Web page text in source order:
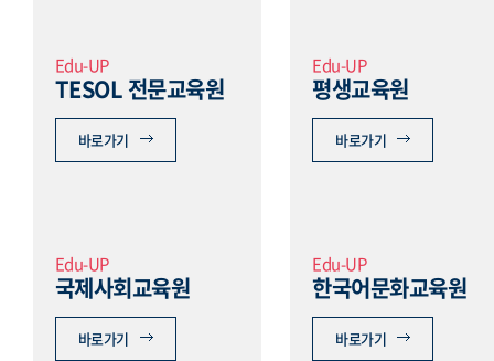
Edu-UP
TESOL 전문교육원
바로가기
Edu-UP
평생교육원
바로가기
Edu-UP
국제사회교육원
바로가기
Edu-UP
한국어문화교육원
바로가기